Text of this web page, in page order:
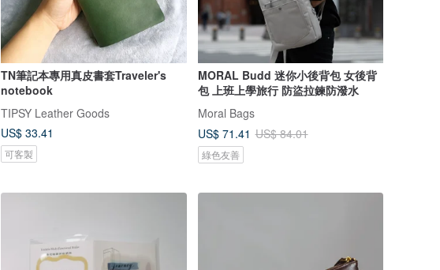
TN筆記本專用真皮書套Traveler's
notebook
TIPSY Leather Goods
US$ 33.41
可客製
MORAL Budd 迷你小後背包 女後背
包 上班上學旅行 防盜拉鍊防潑水
Moral Bags
US$ 71.41 US$ 84.01
綠色友善